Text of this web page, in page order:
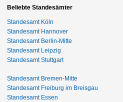
Beliebte Standesämter
Standesamt Köln
Standesamt Hannover
Standesamt Berlin-Mitte
Standesamt Leipzig
Standesamt Stuttgart
Standesamt Bremen-Mitte
Standesamt Freiburg im Breisgau
Standesamt Essen